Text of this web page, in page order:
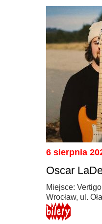
6 sierpnia
Oscar
Miejsce:
Wrocław, ul.